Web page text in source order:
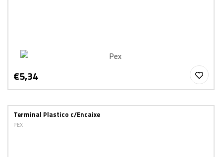
€5,34
Terminal Plastico c/Encaixe
PEX